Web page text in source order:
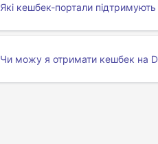
Які кешбек-портали
Чи можу я отримати кешбек на